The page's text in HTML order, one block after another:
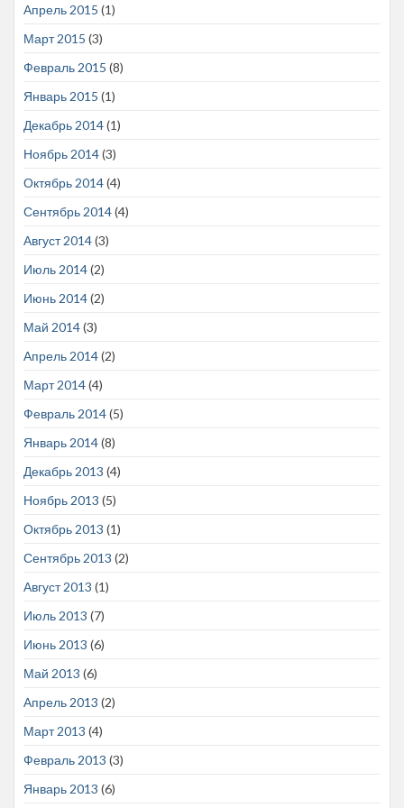
Апрель 2015 (1)
Март 2015 (3)
Февраль 2015 (8)
Январь 2015 (1)
Декабрь 2014(1)
Ноябрь 2014(3)
Октябрь 2014(4)
Сентябрь 2014(4)
Август 2014(3)
Июль 2014(2)
Июнь 2014(2)
Май 2014(3)
Апрель 2014(2)
Март 2014(4)
Февраль 2014(5)
Январь 2014(8)
Декабрь 2013 (4)
Ноябрь 2013 (5)
Октябрь 2013 (1)
Сентябрь 2013 (2)
Август 2013 (1)
Июль 2013 (7)
Июнь 2013 (6)
Май 2013 (6)
Апрель 2013 (2)
Март 2013 (4)
Февраль 2013 (3)
Январь 2013 (6)